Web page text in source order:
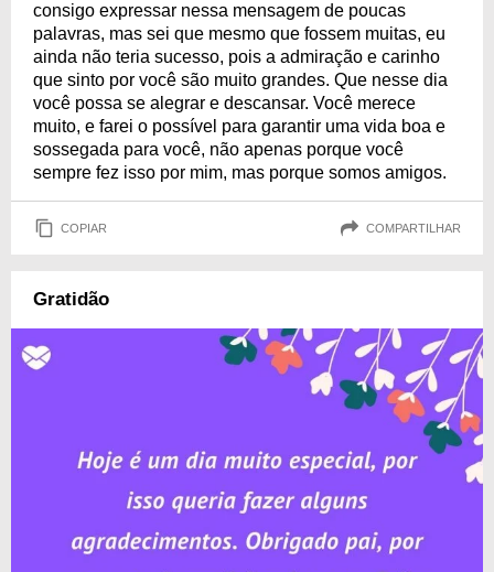
consigo expressar nessa mensagem de poucas
palavras, mas sei que mesmo que fossem muitas, eu
ainda não teria sucesso, pois a admiração e carinho
que sinto por você são muito grandes. Que nesse dia
você possa se alegrar e descansar. Você merece
muito, e farei o possível para garantir uma vida boa e
sossegada para você, não apenas porque você
sempre fez isso por mim, mas porque somos amigos.
COPIAR COMPARTILHAR
Gratidão